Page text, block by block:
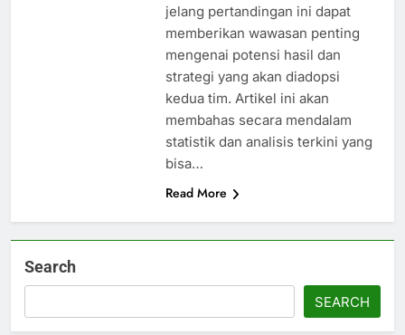
jelang pertandingan ini dapat
memberikan wawasan penting
mengenai potensi hasil dan
strategi yang akan diadopsi
kedua tim. Artikel ini akan
membahas secara mendalam
statistik dan analisis terkini yang
bisa…
Read More
Search
SEARCH